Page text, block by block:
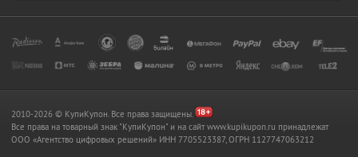
2010-2026 © КупиКупон. Все права защищены.
Все права на товарный знак "КупиКупон" и на сайт www.kupikupon.ru принадлежат
OOO «Агентство цифровых решений» ИНН 7705523387, ОГРН 1127747063212